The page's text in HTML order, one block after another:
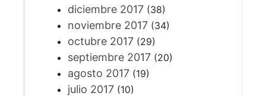
diciembre 2017(38)
noviembre 2017(34)
octubre 2017(29)
septiembre 2017(20)
agosto 2017(19)
julio 2017(10)